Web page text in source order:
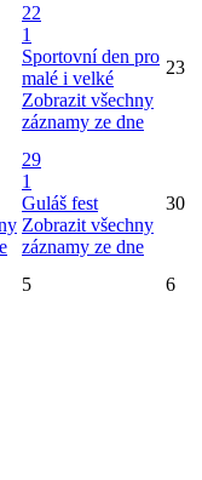
22
1
Sportovní den pro
malé i velké
Zobrazit všechny
záznamy ze dne
23
29
1
Guláš fest
Zobrazit všechny
záznamy ze dne
30
5 6